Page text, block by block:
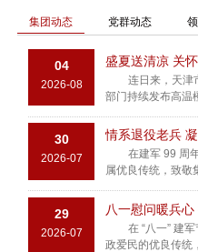
集团动态 党群动态
04
2026-08
盛夏送清凉 关
连日来，天津
部门持续发布高温
30
2026-07
情系退役老兵
在建军 99 周
属优良传统，致敬
29
2026-07
八一慰问暖兵
在 “八一” 建
政爱民的优良传统